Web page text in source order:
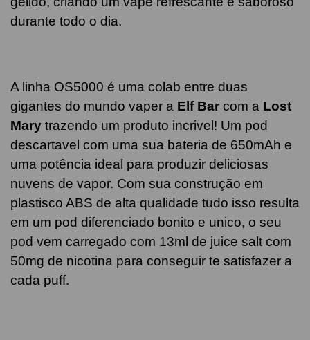
durante todo o dia.
A linha OS5000 é uma colab entre duas
gigantes do mundo vaper a Elf Bar com a Lost
Mary trazendo um produto incrivel! Um pod
descartavel com uma sua bateria de 650mAh e
uma potência ideal para produzir deliciosas
nuvens de vapor. Com sua construção em
plastisco ABS de alta qualidade tudo isso resulta
em um pod diferenciado bonito e unico, o seu
pod vem carregado com 13ml de juice salt com
50mg de nicotina para conseguir te satisfazer a
cada puff.